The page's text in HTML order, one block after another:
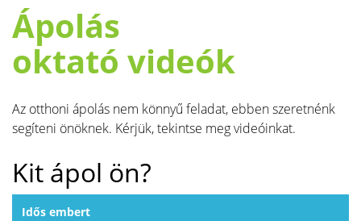
Ápolás
oktató videók
Az otthoni ápolás nem könnyű feladat, ebben szeretnénk
segíteni önöknek. Kérjük, tekintse meg videóinkat.
Kit ápol ön?
Idős embert